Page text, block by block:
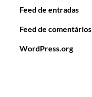
Feed de entradas
Feed de comentários
WordPress.org